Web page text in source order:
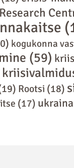
kogukonna
(59)
Rootsi (18)
(17) ukraina